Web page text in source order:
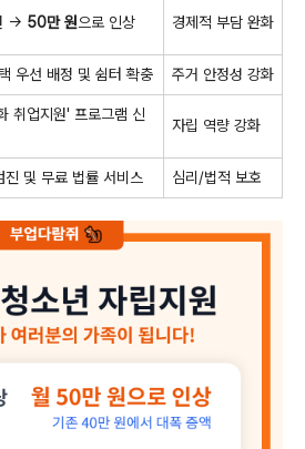
→ 50만 원으로 인상 경제적 부담 완화
우선 배정 및 쉼터 확충 주거 안정성 강화
취업지원' 프로그램 신
자립 역량 강화
진 및 무료 법률 서비스 심리/법적 보호